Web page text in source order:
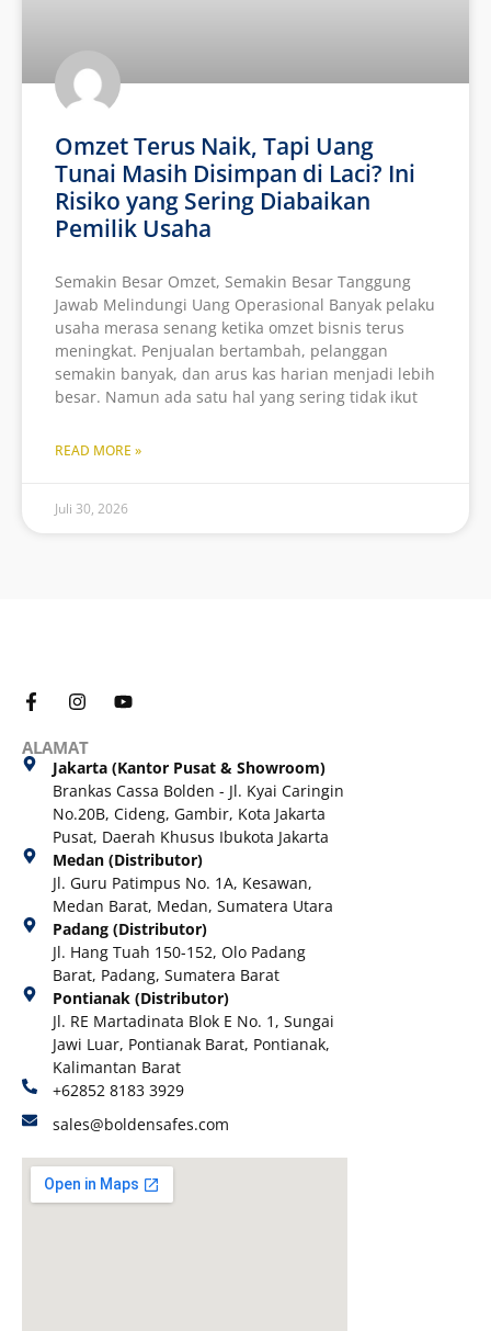
Omzet Terus Naik, Tapi Uang
Tunai Masih Disimpan di Laci? Ini
Risiko yang Sering Diabaikan
Pemilik Usaha
Semakin Besar Omzet, Semakin Besar Tanggung
Jawab Melindungi Uang Operasional Banyak pelaku
usaha merasa senang ketika omzet bisnis terus
meningkat. Penjualan bertambah, pelanggan
semakin banyak, dan arus kas harian menjadi lebih
besar. Namun ada satu hal yang sering tidak ikut
READ MORE »
Juli 30, 2026
ALAMAT
Jakarta (Kantor Pusat & Showroom)
Brankas Cassa Bolden - Jl. Kyai Caringin
No.20B, Cideng, Gambir, Kota Jakarta
Pusat, Daerah Khusus Ibukota Jakarta
Medan (Distributor)
Jl. Guru Patimpus No. 1A, Kesawan,
Medan Barat, Medan, Sumatera Utara
Padang (Distributor)
Jl. Hang Tuah 150-152, Olo Padang
Barat, Padang, Sumatera Barat
Pontianak (Distributor)
Jl. RE Martadinata Blok E No. 1, Sungai
Jawi Luar, Pontianak Barat, Pontianak,
Kalimantan Barat
+62852 8183 3929
sales@boldensafes.com